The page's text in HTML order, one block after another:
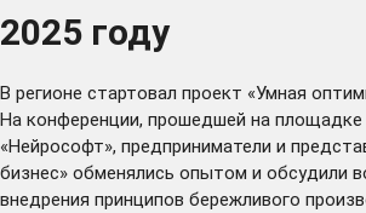
2025 году
В регионе стартовал проект «Умная
На конференции, прошедшей на площадке
«Нейрософт», предприниматели и
бизнес» обменялись опытом и обсудили
внедрения принципов бережливого